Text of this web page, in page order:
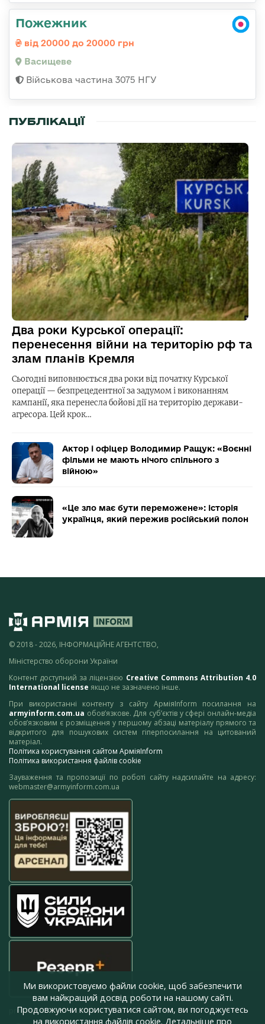
Пожежник
від 20000 до 20000 грн
Васищеве
Військова частина 3075 НГУ
ПУБЛІКАЦІЇ
Два роки Курської операції:
перенесення війни на територію рф та
злам планів Кремля
Сьогодні виповнюється два роки від початку Курської
операції — безпрецедентної за задумом і виконанням
кампанії, яка перенесла бойові дії на територію держави-
агресора. Цей крок…
Актор і офіцер Володимир Ращук: «Воєнні
фільми не мають нічого спільного з
війною»
«Це зло має бути переможене»: історія
українця, який пережив російський полон
© 2018 - 2026, ІНФОРМАЦІЙНЕ АГЕНТСТВО,
Міністерство оборони України
Контент доступний за ліцензією Creative Commons Attribution 4.0
International license якщо не зазначено інше.
При використанні контенту з сайту АрміяInform посилання на
armyinform.com.ua обов’язкове. Для суб’єктів у сфері онлайн-медіа
обов’язковим є розміщення у першому абзаці матеріалу прямого та
відкритого для пошукових систем гіперпосилання на цитований
матеріал.
Політика користування сайтом АрміяInform
Політика використання файлів cookie
Зауваження та пропозиції по роботі сайту надсилайте на адресу:
webmaster@armyinform.com.ua
press@armyinform.com.ua
Ми використовуємо файли cookie, щоб забезпечити
вам найкращий досвід роботи на нашому сайті.
Продовжуючи користуватися сайтом, ви погоджуєтесь
на використання файлів cookie. Детальніше про